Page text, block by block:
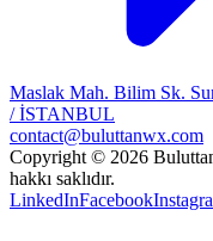
Maslak Mah. Bilim Sk.
/ İSTANBUL
contact@buluttanwx.com
Copyright © 2026
hakkı saklıdır.
LinkedInFacebook